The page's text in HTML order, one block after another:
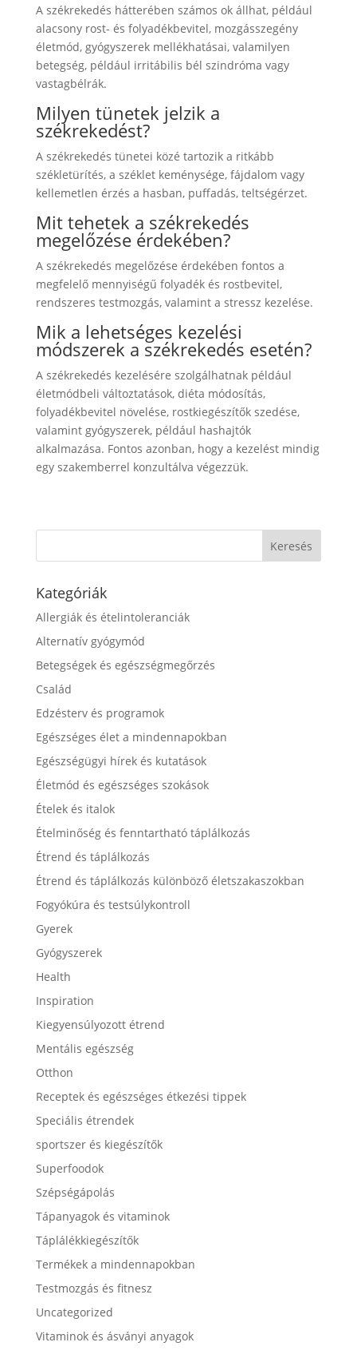
A székrekedés hátterében számos ok állhat, például
alacsony rost- és folyadékbevitel, mozgásszegény
életmód, gyógyszerek mellékhatásai, valamilyen
betegség, például irritábilis bél szindróma vagy
vastagbélrák.
Milyen tünetek jelzik a
székrekedést?
A székrekedés tünetei közé tartozik a ritkább
székletürítés, a széklet keménysége, fájdalom vagy
kellemetlen érzés a hasban, puffadás, teltségérzet.
Mit tehetek a székrekedés
megelőzése érdekében?
A székrekedés megelőzése érdekében fontos a
megfelelő mennyiségű folyadék és rostbevitel,
rendszeres testmozgás, valamint a stressz kezelése.
Mik a lehetséges kezelési
módszerek a székrekedés esetén?
A székrekedés kezelésére szolgálhatnak például
életmódbeli változtatások, diéta módosítás,
folyadékbevitel növelése, rostkiegészítők szedése,
valamint gyógyszerek, például hashajtók
alkalmazása. Fontos azonban, hogy a kezelést mindig
egy szakemberrel konzultálva végezzük.
Kategóriák
Allergiák és ételintoleranciák
Alternatív gyógymód
Betegségek és egészségmegőrzés
Család
Edzésterv és programok
Egészséges élet a mindennapokban
Egészségügyi hírek és kutatások
Életmód és egészséges szokások
Ételek és italok
Ételminőség és fenntartható táplálkozás
Étrend és táplálkozás
Étrend és táplálkozás különböző életszakaszokban
Fogyókúra és testsúlykontroll
Gyerek
Gyógyszerek
Health
Inspiration
Kiegyensúlyozott étrend
Mentális egészség
Otthon
Receptek és egészséges étkezési tippek
Speciális étrendek
sportszer és kiegészítők
Superfoodok
Szépségápolás
Tápanyagok és vitaminok
Táplálékkiegészítők
Termékek a mindennapokban
Testmozgás és fitnesz
Uncategorized
Vitaminok és ásványi anyagok